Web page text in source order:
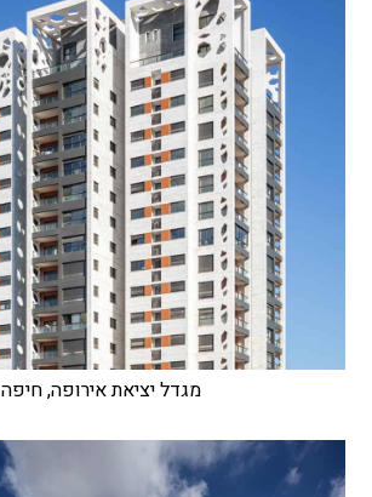
מגדל יציאת אירופה, חיפה